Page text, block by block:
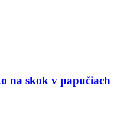
na skok v papučiach